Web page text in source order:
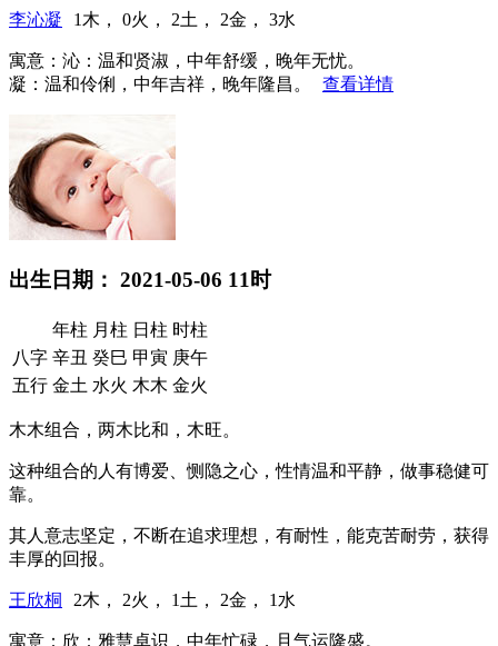
李沁凝 1木， 0火， 2土， 2金， 3水
寓意：沁：温和贤淑，中年舒缓，晚年无忧。
凝：温和伶俐，中年吉祥，晚年隆昌。
查看详情
出生日期： 2021-05-06 11时
年柱 月柱 日柱 时柱
八字 辛丑 癸巳 甲寅 庚午
五行 金土 水火 木木 金火
木木组合，两木比和，木旺。
这种组合的人有博爱、恻隐之心，性情温和平静，做事稳健可
靠。
其人意志坚定，不断在追求理想，有耐性，能克苦耐劳，获得
丰厚的回报。
王欣桐 2木， 2火， 1土， 2金， 1水
寓意：欣：雅慧卓识，中年忙碌，且气运隆盛。